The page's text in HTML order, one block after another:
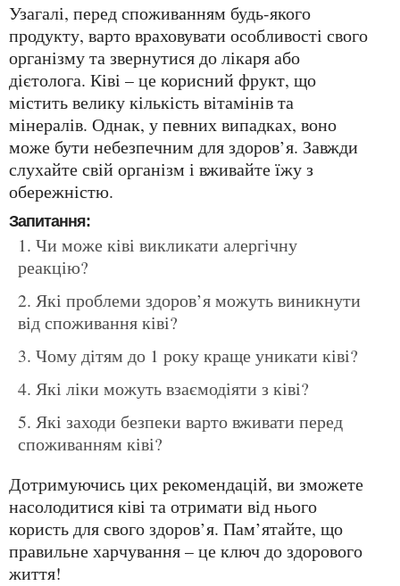
Узагалі, перед споживанням будь-якого
продукту, варто враховувати особливості свого
організму та звернутися до лікаря або
дієтолога. Ківі – це корисний фрукт, що
містить велику кількість вітамінів та
мінералів. Однак, у певних випадках, воно
може бути небезпечним для здоров’я. Завжди
слухайте свій організм і вживайте їжу з
обережністю.
Запитання:
Чи може ківі викликати алергічну
реакцію?
Які проблеми здоров’я можуть виникнути
від споживання ківі?
Чому дітям до 1 року краще уникати ківі?
Які ліки можуть взаємодіяти з ківі?
Які заходи безпеки варто вживати перед
споживанням ківі?
Дотримуючись цих рекомендацій, ви зможете
насолодитися ківі та отримати від нього
користь для свого здоров’я. Пам’ятайте, що
правильне харчування – це ключ до здорового
життя!